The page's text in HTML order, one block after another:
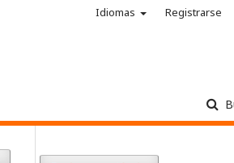
Idiomas Registrarse